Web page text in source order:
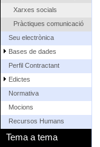
Xarxes socials
Pràctiques comunicació
Seu electrònica
Bases de dades
Perfil Contractant
Edictes
Normativa
Mocions
Recursos Humans
Tema a tema